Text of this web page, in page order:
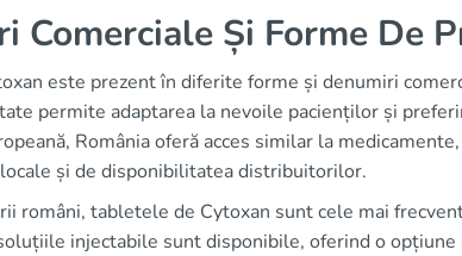
Comerciale Și Forme De
este prezent în diferite forme și denumiri
permite adaptarea la nevoile pacienților și
România oferă acces similar la
și de disponibilitatea distribuitorilor.
români, tabletele de Cytoxan sunt cele mai
injectabile sunt disponibile, oferind o